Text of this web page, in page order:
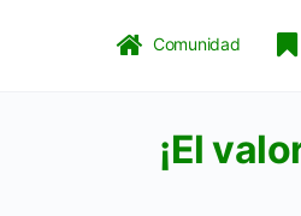
Comunidad
¡El